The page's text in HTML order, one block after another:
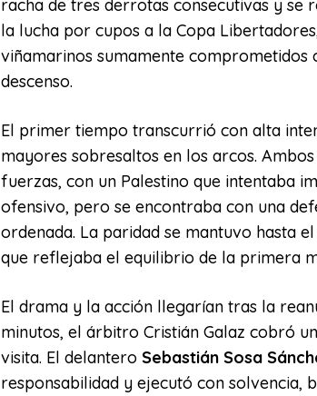
racha de tres derrotas consecutivas y se
la lucha por cupos a la Copa
viñamarinos sumamente comprometidos
descenso.
El primer tiempo transcurrió con alta
mayores sobresaltos en los arcos.
fuerzas, con un Palestino que intentaba
ofensivo, pero se encontraba con una
ordenada. La paridad se mantuvo hasta
que reflejaba el equilibrio de la primera
El drama y la acción llegarían tras la
minutos, el árbitro Cristián Galaz cobró
visita. El delantero Sebastián Sosa
responsabilidad y ejecutó con solvencia,